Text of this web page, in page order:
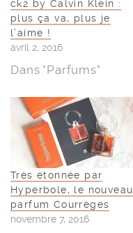
ck2 by Calvin Klein :
plus ça va, plus je
l’aime !
avril 2, 2016
Dans "Parfums"
Très étonnée par
Hyperbole, le nouveau
parfum Courrèges
novembre 7, 2016